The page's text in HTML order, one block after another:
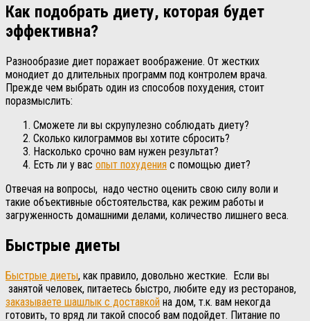
Как подобрать диету, которая будет
эффективна?
Разнообразие диет поражает воображение. От жестких
монодиет до длительных программ под контролем врача.
Прежде чем выбрать один из способов похудения, стоит
поразмыслить:
Сможете ли вы скрупулезно соблюдать диету?
Сколько килограммов вы хотите сбросить?
Насколько срочно вам нужен результат?
Есть ли у вас опыт похудения с помощью диет?
Отвечая на вопросы, надо честно оценить свою силу воли и
такие объективные обстоятельства, как режим работы и
загруженность домашними делами, количество лишнего веса.
Быстрые диеты
Быстрые диеты, как правило, довольно жесткие. Если вы
занятой человек, питаетесь быстро, любите еду из ресторанов,
заказываете шашлык с доставкой на дом, т.к. вам некогда
готовить, то вряд ли такой способ вам подойдет. Питание по